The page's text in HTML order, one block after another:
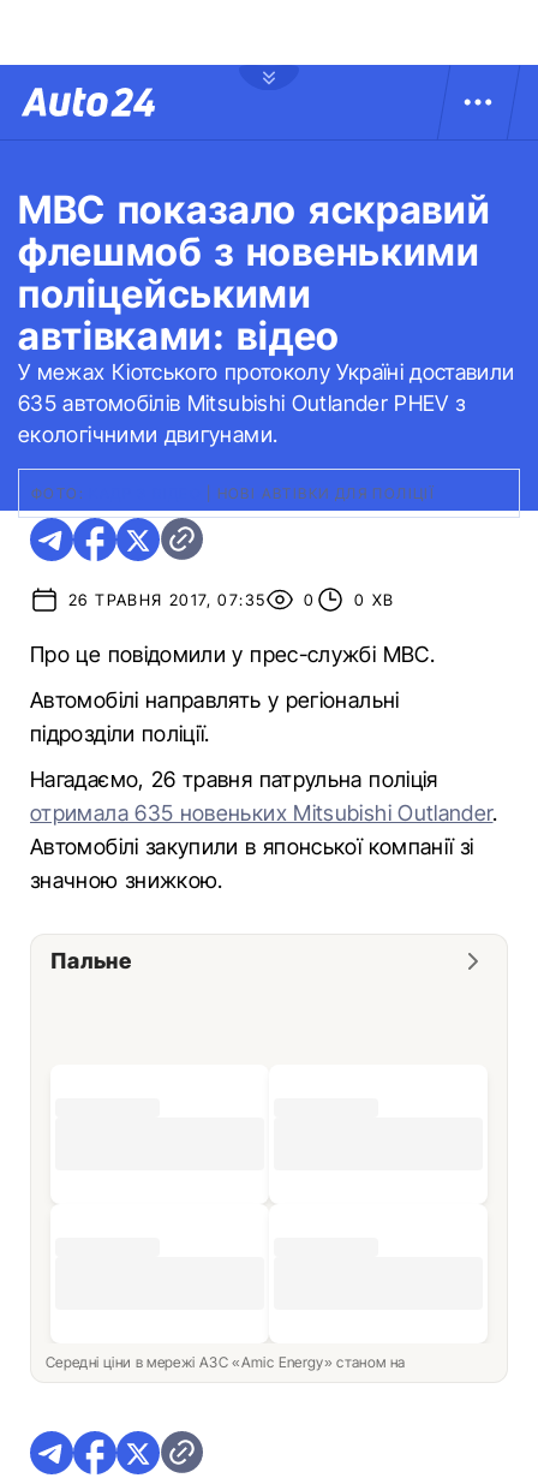
МВС показало яскравий
флешмоб з новенькими
поліцейськими
автівками: відео
У межах Кіотського протоколу Україні доставили
635 автомобілів Mitsubishi Outlander PHEV з
екологічними двигунами.
ФОТО: НОВІ АВТІВКИ ДЛЯ ПОЛІЦІЇ
26 ТРАВНЯ 2017, 07:35 0 0 ХВ
Про це повідомили у прес-службі МВС.
Автомобілі направлять у регіональні
підрозділи поліції.
Нагадаємо, 26 травня патрульна поліція
отримала 635 новеньких Mitsubishi Outlander.
Автомобілі закупили в японської компанії зі
значною знижкою.
Пальне
Середні ціни в мережі АЗС «Amic Energy» станом на